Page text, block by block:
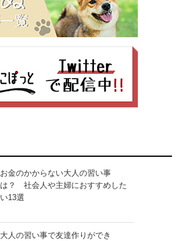
お金のかからない大人の習い事
は？ 社会人や主婦におすすめした
い13選
大人の習い事で友達作りができ